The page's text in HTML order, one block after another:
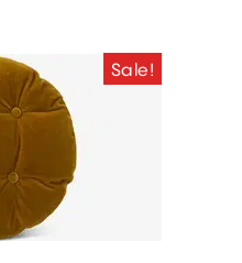
Sale!